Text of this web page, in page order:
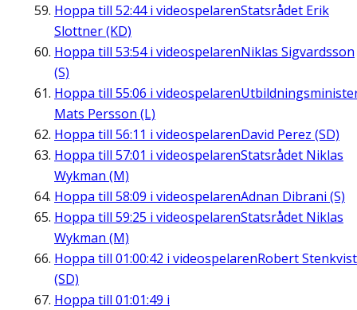
Hoppa till 52:44i videospelarenStatsrådet Erik
Slottner (KD)
Hoppa till 53:54i videospelarenNiklas Sigvardsson
(S)
Hoppa till 55:06 i videospelaren
Mats Persson (L)
Hoppa till 56:11 i videospelarenDavid Perez (SD)
Hoppa till 57:01 i videospelarenStatsrådet Niklas
Wykman (M)
Hoppa till 58:09 i videospelarenAdnan Dibrani (S)
Hoppa till 59:25 i videospelarenStatsrådet Niklas
Wykman (M)
Hoppa till 01:00:42 i videospelarenRobert Stenkvist
(SD)
Hoppa till 01:01:49 i